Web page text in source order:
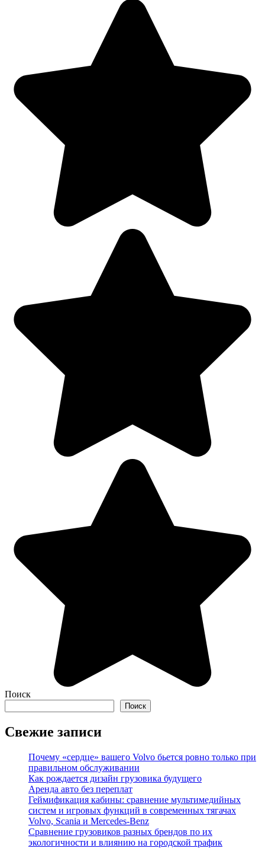
Поиск
Поиск
Свежие записи
Почему «сердце» вашего Volvo бьется ровно только при
правильном обслуживании
Как рождается дизайн грузовика будущего
Аренда авто без переплат
Геймификация кабины: сравнение мультимедийных
систем и игровых функций в современных тягачах
Volvo, Scania и Mercedes-Benz
Сравнение грузовиков разных брендов по их
экологичности и влиянию на городской трафик